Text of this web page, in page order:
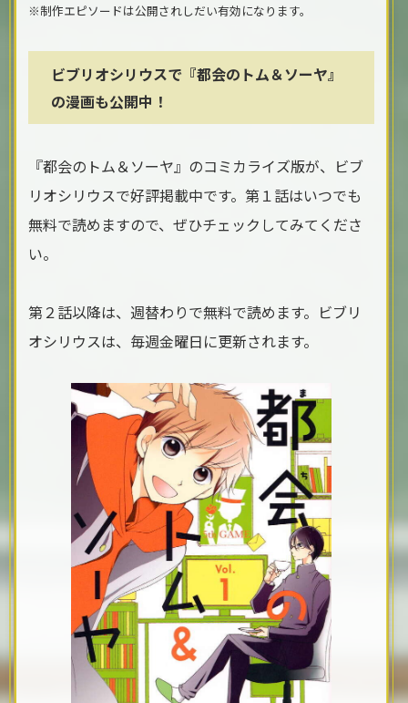
※制作エピソードは公開されしだい有効になります。
ビブリオシリウスで『都会のトム＆ソーヤ』
の漫画も公開中！
『都会のトム＆ソーヤ』のコミカライズ版が、ビブ
リオシリウスで好評掲載中です。第１話はいつでも
無料で読めますので、ぜひチェックしてみてくださ
い。
第２話以降は、週替わりで無料で読めます。ビブリ
オシリウスは、毎週金曜日に更新されます。